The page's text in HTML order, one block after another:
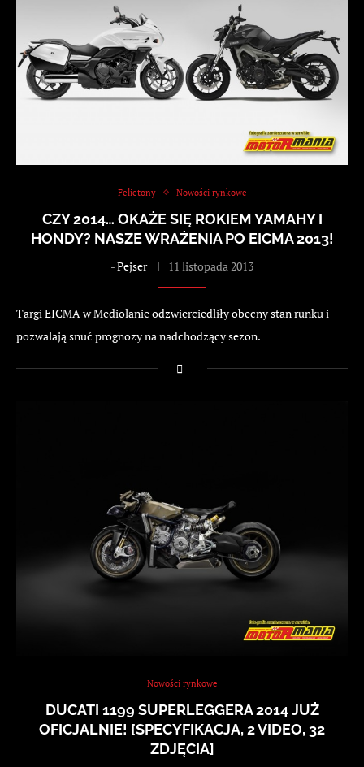
Felietony Nowości rynkowe
CZY 2014… OKAŻE SIĘ ROKIEM YAMAHY I
HONDY? NASZE WRAŻENIA PO EICMA 2013!
-Pejser 11 listopada 2013
Targi EICMA w Mediolanie odzwierciedliły obecny stan runku i
pozwalają snuć prognozy na nadchodzący sezon.
Nowości rynkowe
DUCATI 1199 SUPERLEGGERA 2014 JUŻ
OFICJALNIE! [SPECYFIKACJA, 2 VIDEO, 32
ZDJĘCIA]